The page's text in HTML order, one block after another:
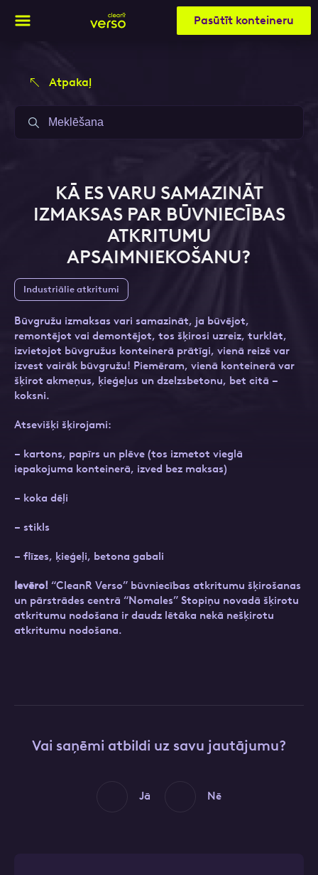
Pasūtīt konteineru
Atpakaļ
KĀ ES VARU SAMAZINĀT
IZMAKSAS PAR BŪVNIECĪBAS
ATKRITUMU
APSAIMNIEKOŠANU?
Industriālie atkritumi
Būvgružu izmaksas vari samazināt, ja būvējot,
remontējot vai demontējot, tos šķirosi uzreiz, turklāt,
izvietojot būvgružus konteinerā prātīgi, vienā reizē var
izvest vairāk būvgružu! Piemēram, vienā konteinerā var
šķirot akmeņus, ķieģeļus un dzelzsbetonu, bet citā –
koksni.
Atsevišķi šķirojami:
– kartons, papīrs un plēve (tos izmetot vieglā
iepakojuma konteinerā, izved bez maksas)
– koka dēļi
– stikls
– flīzes, ķieģeļi, betona gabali
Ievēro! “CleanR Verso” būvniecības atkritumu šķirošanas
un pārstrādes centrā “Nomales” Stopiņu novadā šķirotu
atkritumu nodošana ir daudz lētāka nekā nešķirotu
atkritumu nodošana.
Vai saņēmi atbildi uz savu jautājumu?
Jā Nē
Aizpildi pieteikuma formu un mēs ar tevi
sazināsimies
Ziņa
Aizpildi pieteikuma formu un mēs ar tevi
sazināsimies
Ziņa